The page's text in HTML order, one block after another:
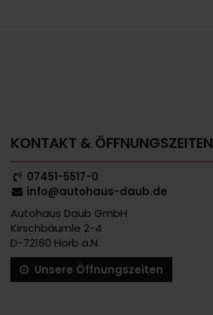
KONTAKT & ÖFFNUNGSZEITEN
07451-5517-0
info@autohaus-daub.de
Autohaus Daub GmbH
Kirschbäumle 2-4
D-72160 Horb a.N.
Unsere Öffnungszeiten